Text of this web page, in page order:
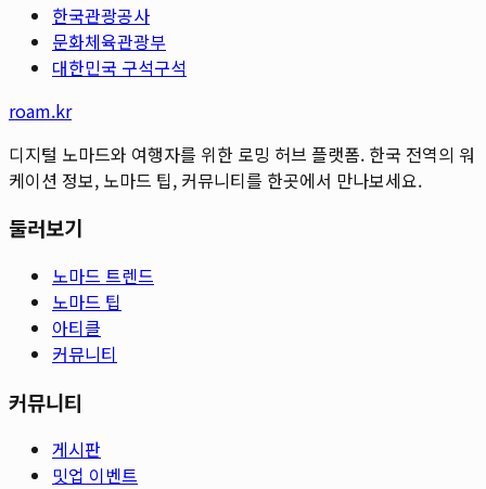
한국관광공사
문화체육관광부
대한민국 구석구석
roam.kr
디지털 노마드와 여행자를 위한 로밍 허브 플랫폼. 한국 전역의 워
케이션 정보, 노마드 팁, 커뮤니티를 한곳에서 만나보세요.
둘러보기
노마드 트렌드
노마드 팁
아티클
커뮤니티
커뮤니티
게시판
밋업 이벤트